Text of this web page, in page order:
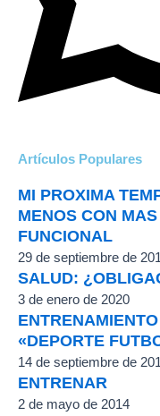
Artículos Populares
MI PROXIMA
MENOS CON
FUNCIONAL
29 de septiembre de
SALUD:
3 de enero de 2020
«DEPORTE
14 de septiembre de
ENTRENAR
2 de mayo de 2014